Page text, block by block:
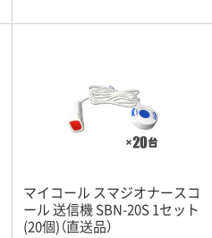
マイコール スマジオナースコ
ール 送信機 SBN-20S 1セット
(20個)（直送品）